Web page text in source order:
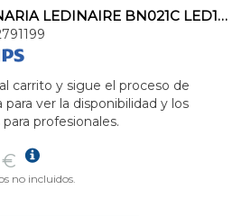
LUMINARIA LEDINAIRE BN021C LED19S/830 L1200
carrito y sigue el proceso de
para ver la disponibilidad y los
profesionales.
€
no incluidos.